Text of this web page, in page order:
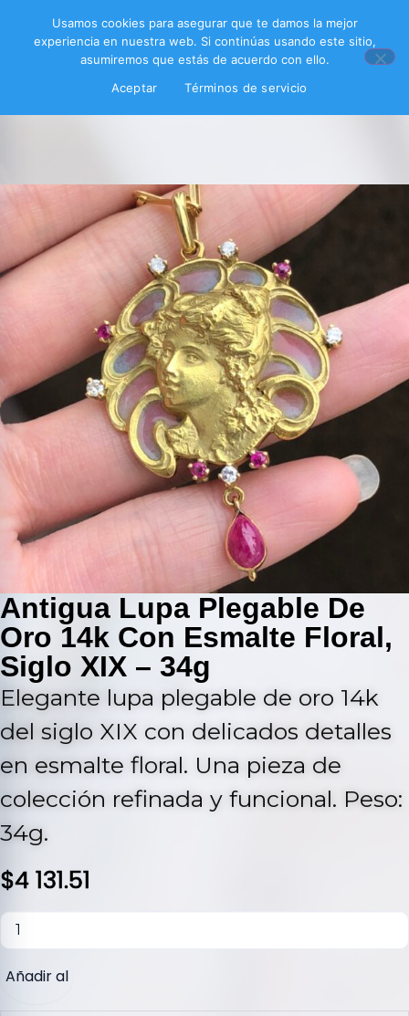
Antigua Lupa Plegable De
Oro 14k Con Esmalte Floral,
Siglo XIX – 34g
Elegante lupa plegable de oro 14k
del siglo XIX con delicados detalles
en esmalte floral. Una pieza de
colección refinada y funcional. Peso:
34g.
$4 131.51
Añadir al
Usamos cookies para asegurar que te damos la mejor
experiencia en nuestra web. Si continúas usando este sitio,
asumiremos que estás de acuerdo con ello.
Aceptar
Términos de servicio